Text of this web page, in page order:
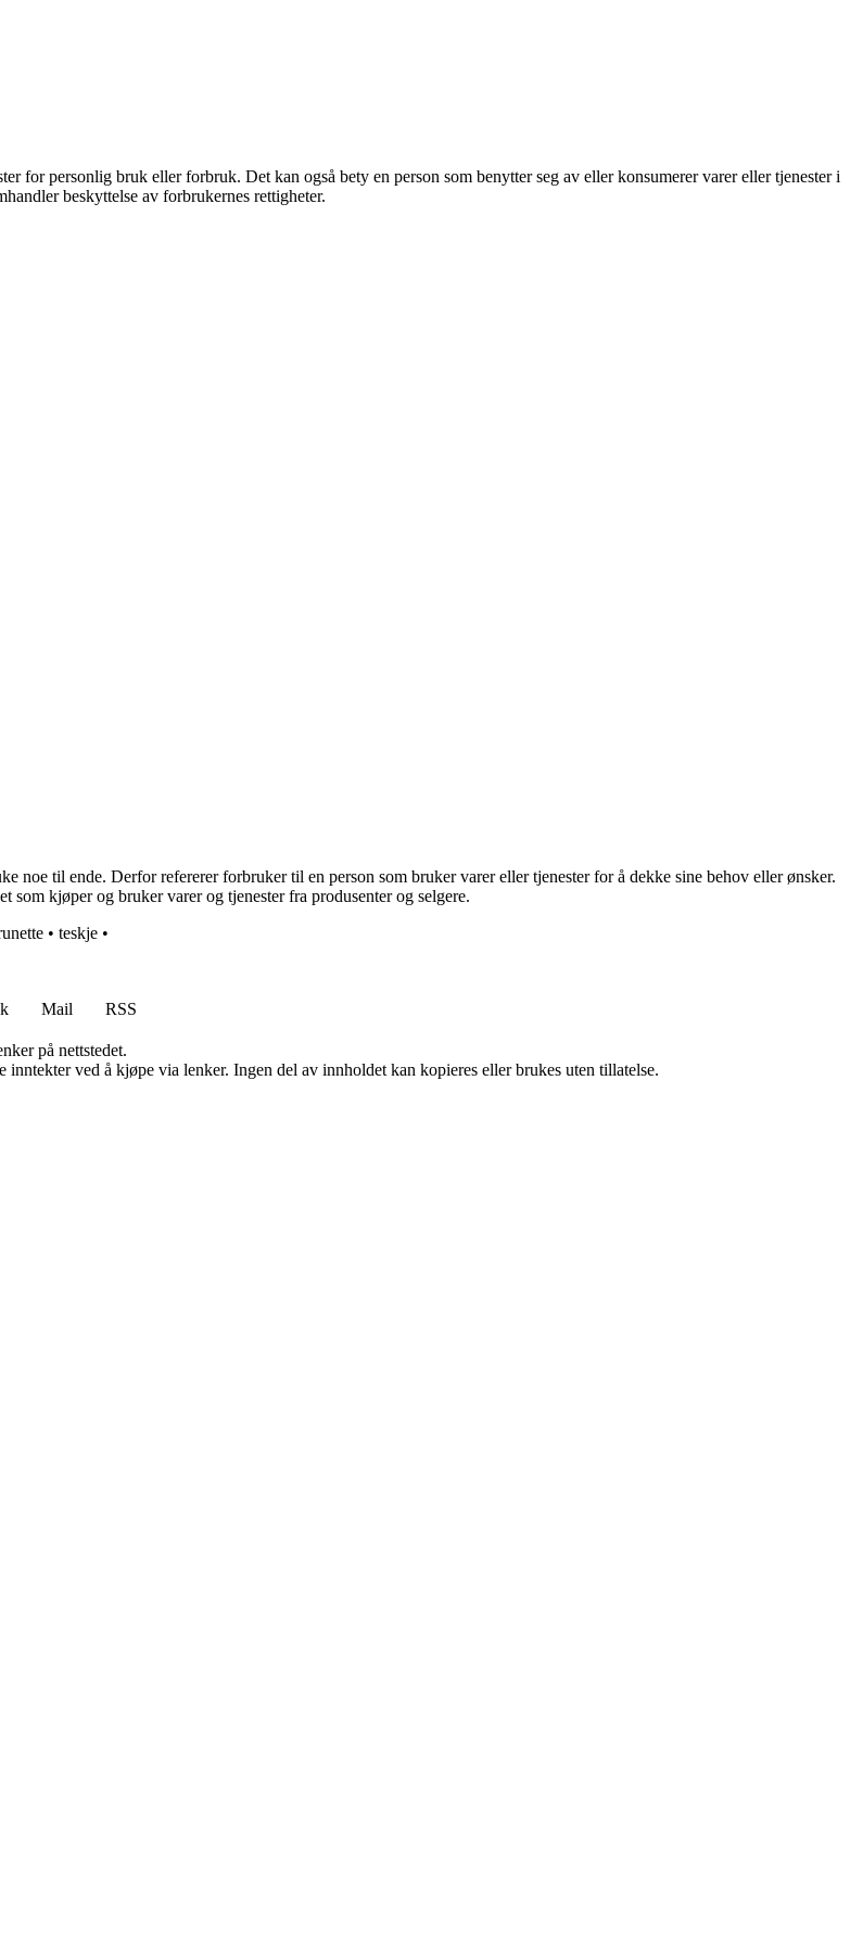
for personlig bruk eller forbruk. Det kan også bety en person som benytter seg av eller konsumerer varer eller tjenester i
beskyttelse av forbrukernes rettigheter.
noe til ende. Derfor refererer forbruker til en person som bruker varer eller tjenester for å dekke sine behov eller ønsker.
kjøper og bruker varer og tjenester fra produsenter og selgere.
• teskje •
Mail
RSS
på nettstedet.
ved å kjøpe via lenker. Ingen del av innholdet kan kopieres eller brukes uten tillatelse.